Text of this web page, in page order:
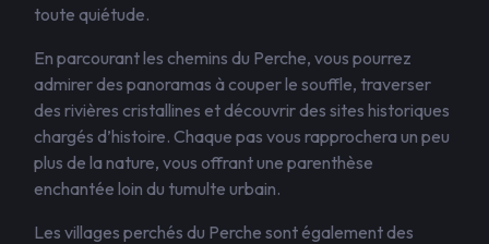
toute quiétude.
En parcourant les chemins du Perche, vous pourrez
admirer des panoramas à couper le souffle, traverser
des rivières cristallines et découvrir des sites historiques
chargés d’histoire. Chaque pas vous rapprochera un peu
plus de la nature, vous offrant une parenthèse
enchantée loin du tumulte urbain.
Les villages perchés du Perche sont également des